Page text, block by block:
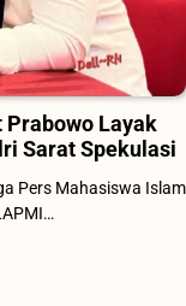
Prabowo Layak
Sarat Spekulasi
Pers Mahasiswa Islam